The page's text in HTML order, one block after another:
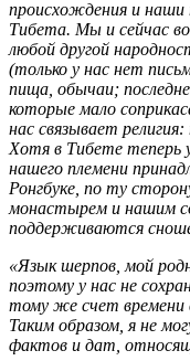
происхождения и наши
Тибета. Мы и сейчас
любой другой
(только у нас нет
пища, обычаи;
которые мало
нас связывает
Хотя в Тибете теперь
нашего племени
Ронгбуке, по ту
монастырем и нашим
поддерживаются
«Язык шерпов, мой
поэтому у нас не
тому же счет времени
Таким образом, я не
фактов и дат,